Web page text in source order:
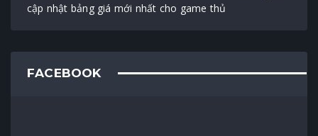
cập nhật bảng giá mới nhất cho game thủ
FACEBOOK